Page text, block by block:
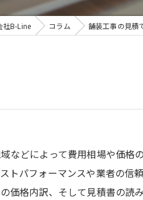
社B-Line コラム 舗装工事の見積
などによって費用相場や価格
トパフォーマンスや業者の信
価格内訳、そして見積書の読